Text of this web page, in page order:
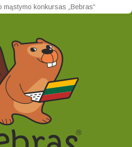
mąstymo konkursas „Bebras“